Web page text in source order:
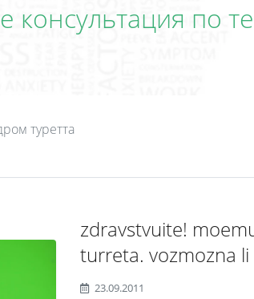
консультация по
туретта
zdravstvuite!
turreta. vozmozna
konsultaziu.zaranee
23.09.2011